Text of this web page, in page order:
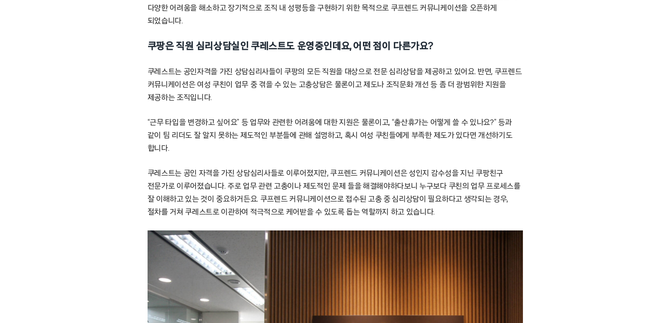
다양한 어려움을 해소하고 장기적으로 조직 내 성평등을 구현하기 위한 목적으로 쿠프렌드 커뮤니케이션을 오픈하게
되었습니다.
쿠팡은 직원 심리상담실인 쿠레스트도 운영중인데요, 어떤 점이 다른가요?
쿠레스트는 공인자격을 가진 상담심리사들이 쿠팡의 모든 직원을 대상으로 전문 심리상담을 제공하고 있어요. 반면, 쿠프렌드
커뮤니케이션은 여성 쿠친이 업무 중 겪을 수 있는 고충상담은 물론이고 제도나 조직문화 개선 등 좀 더 광범위한 지원을
제공하는 조직입니다.
“근무 타입을 변경하고 싶어요” 등 업무와 관련한 어려움에 대한 지원은 물론이고, “출산휴가는 어떻게 쓸 수 있나요?” 등과
같이 팀 리더도 잘 알지 못하는 제도적인 부분들에 관해 설명하고, 혹시 여성 쿠친들에게 부족한 제도가 있다면 개선하기도
합니다.
쿠레스트는 공인 자격을 가진 상담심리사들로 이루어졌지만, 쿠프렌드 커뮤니케이션은 성인지 감수성을 지닌 쿠팡친구
전문가로 이루어졌습니다. 주로 업무 관련 고충이나 제도적인 문제 들을 해결해야하다보니 누구보다 쿠친의 업무 프로세스를
잘 이해하고 있는 것이 중요하거든요. 쿠프렌드 커뮤니케이션으로 접수된 고충 중 심리상담이 필요하다고 생각되는 경우,
절차를 거쳐 쿠레스트로 이관하여 적극적으로 케어받을 수 있도록 돕는 역할까지 하고 있습니다.